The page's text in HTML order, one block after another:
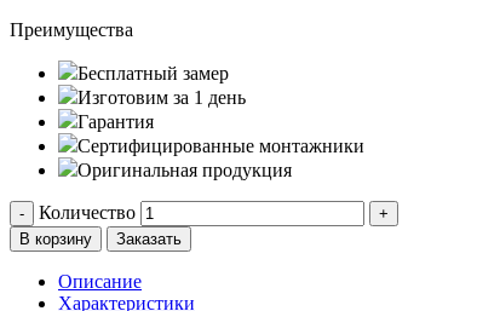
Преимущества
Бесплатный замер
Изготовим за 1 день
Гарантия
Сертифицированные монтажники
Оригинальная продукция
- Количество
+
В корзину
Заказать
Описание
Характеристики